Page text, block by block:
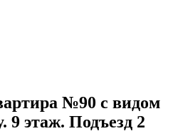
№90 с видом
9 этаж. Подъезд 2